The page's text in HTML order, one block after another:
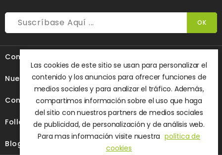
Contacte Con Nosotros
Nuestra Empresa 
Contenido
Follow Us
Blog
Las cookies de este sitio se usan para personalizar el
contenido y los anuncios para ofrecer funciones de
medios sociales y para analizar el tráfico. Además,
compartimos información sobre el uso que haga
del sitio con nuestros partners de medios sociales
de publicidad, de personalización y de análisis web.
Para mas información visite nuestra política de
cookies